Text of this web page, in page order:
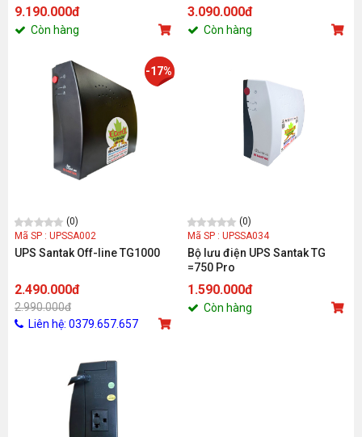
9.190.000đ
Còn hàng
3.090.000đ
Còn hàng
-17%
(0)
Mã SP : UPSSA002
UPS Santak Off-line TG1000
2.490.000đ
2.990.000đ
Liên hệ: 0379.657.657
(0)
Mã SP : UPSSA034
Bộ lưu điện UPS Santak TG
=750 Pro
1.590.000đ
Còn hàng